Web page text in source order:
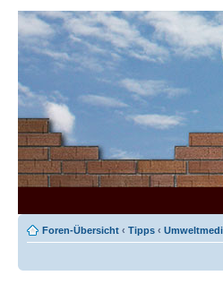
Foren-Übersicht ‹ Tipps ‹